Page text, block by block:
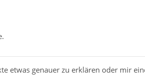
etwas genauer zu erklären oder mir